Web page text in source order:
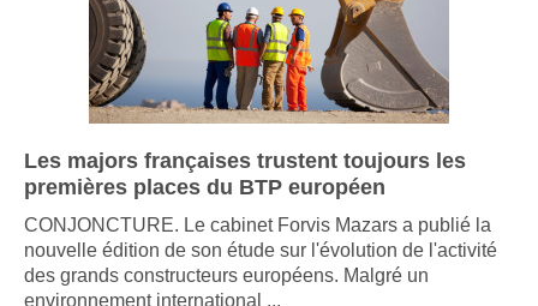
Les majors françaises trustent toujours les
premières places du BTP européen
CONJONCTURE. Le cabinet Forvis Mazars a publié la
nouvelle édition de son étude sur l'évolution de l'activité
des grands constructeurs européens. Malgré un